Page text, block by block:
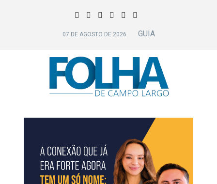
07 DE AGOSTO DE 2026 GUIA